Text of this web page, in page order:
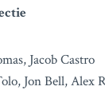
Jacob Castro
Jon Bell, Alex